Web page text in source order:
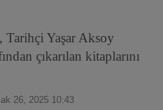
Tarihçi Yaşar Aksoy
çıkarılan kitaplarını
26, 2025 10:43